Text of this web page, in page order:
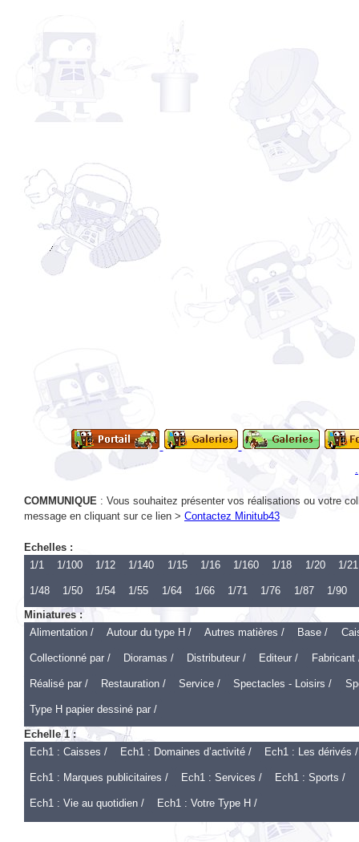
COMMUNIQUE
: Vous souhaitez présenter vos réalisations ou votre
Contactez Minitub43
Echelles :
1/1
1/48 1/50 1/54 1/55 1/64 1/66 1/71 1/76 1/87
1/90
Miniatures :
Alimentation /
Autour du type H / Autres matières / Base /
Collectionné par / Dioramas / Distributeur / Editeur / Fabricant
Réalisé par / Restauration / Service / Spectacles - Loisirs /
Type H papier dessiné par /
Echelle 1 :
Ech1 : Caisses /
Ech1 : Domaines d’activité / Ech1 : Les dérivés /
Ech1 : Marques publicitaires / Ech1 : Services / Ech1 : Sports /
Ech1 : Vie au quotidien / Ech1 : Votre Type H /
1014 -